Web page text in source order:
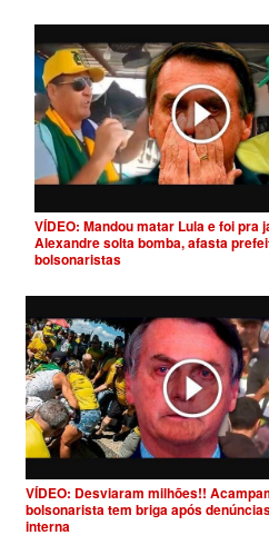
VÍDEO: Mandou matar Lula e foi pra
Alexandre solta bomba, afasta
bolsonaristas
VÍDEO: Desviaram milhões!!
bolsonarista tem briga após
interna